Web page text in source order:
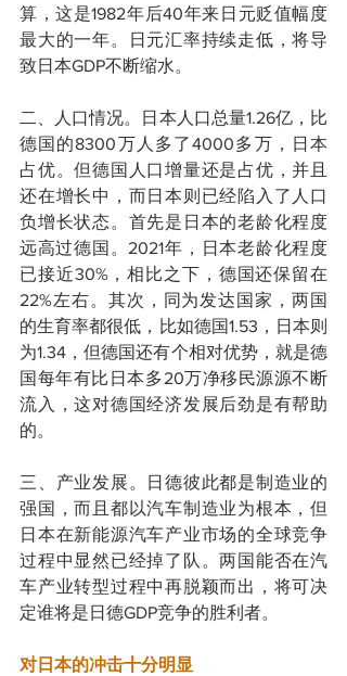
算，这是1982年后40年来日元贬值幅度
最大的一年。日元汇率持续走低，将导
致日本GDP不断缩水。
二、人口情况。日本人口总量1.26亿，比
德国的8300万人多了4000多万，日本
占优。但德国人口增量还是占优，并且
还在增长中，而日本则已经陷入了人口
负增长状态。首先是日本的老龄化程度
远高过德国。2021年，日本老龄化程度
已接近30%，相比之下，德国还保留在
22%左右。其次，同为发达国家，两国
的生育率都很低，比如德国1.53，日本则
为1.34，但德国还有个相对优势，就是德
国每年有比日本多20万净移民源源不断
流入，这对德国经济发展后劲是有帮助
的。
三、产业发展。日德彼此都是制造业的
强国，而且都以汽车制造业为根本，但
日本在新能源汽车产业市场的全球竞争
过程中显然已经掉了队。两国能否在汽
车产业转型过程中再脱颖而出，将可决
定谁将是日德GDP竞争的胜利者。
对日本的冲击十分明显